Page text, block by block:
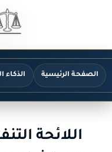
الصفحة الرئيسية الذكاء
اللائحة